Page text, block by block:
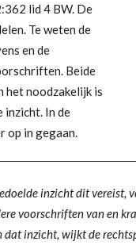
lid 4 BW. De
Te weten de
en de
Beide
het noodzakelijk is
In de
op in gegaan.
inzicht dit vereist,
voorschriften van en
inzicht, wijkt de